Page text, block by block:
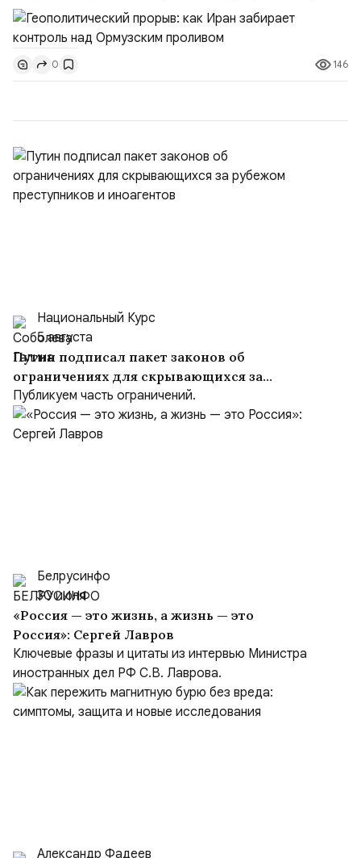
скорее всего будут реализованы.Разбираем ключевые
тезисы и последствия этого соглашения:. 1. Новые
доли контроля (75 на 25). Было: Ранее Иран и Оман
контролировали пролив на паритетных началах —
50/50. Стало: Новое соглашение закрепляет за
0 146
Национальный Курс
5 августа
Путин подписал пакет законов об
ограничениях для скрывающихся за
рубежом преступников и иноагентов
Публикуем часть ограничений.
Белрусинфо
30 июля
«Россия — это жизнь, а жизнь — это
Россия»: Сергей Лавров
Ключевые фразы и цитаты из интервью Министра
иностранных дел РФ С.В. Лаврова.
Александр Фадеев